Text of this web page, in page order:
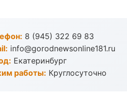
8 (945) 322 69 83
info@gorodnewsonline181.ru
Екатеринбург
работы: Круглосуточно